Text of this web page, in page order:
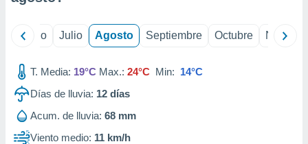
publicidad
1199
Junio Julio Agosto Septiembre Octubre
T. Media: 19°C Max.: 24°C Min: 14°C
Días de lluvia: 12 días
Acum. de lluvia: 68 mm
Viento medio: 11 km/h